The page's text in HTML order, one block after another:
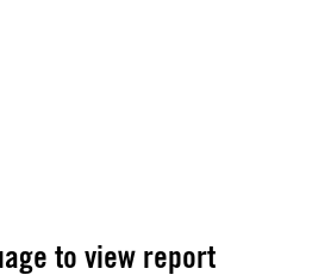
to view report